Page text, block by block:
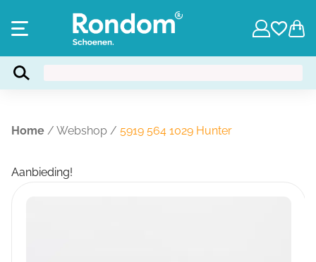
Home / Webshop / 5919 564 1029 Hunter
Aanbieding!